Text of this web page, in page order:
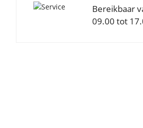
Bereikbaar
09.00 tot